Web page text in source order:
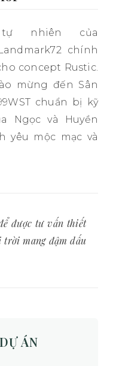
nhiên của
chính
concept Rustic.
mừng đến Sân
chuẩn bị kỹ
Ngọc và Huyền
mộc mạc và
được tư vấn thiết
trời mang đậm dấu
ÁN